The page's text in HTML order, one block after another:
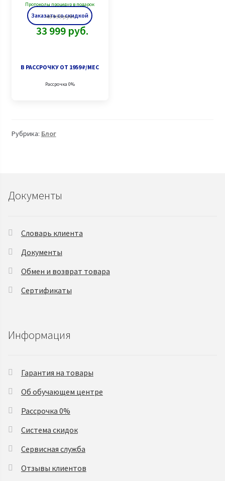
Заказать со скидкой
Протоколы процедур в подарок
46 999руб.
33 999 руб.
В РАССРОЧКУ ОТ 1959 ₽/МЕС
Рассрочка 0%
Рубрика: Блог
Документы
Словарь клиента
Документы
Обмен и возврат товара
Сертификаты
Информация
Гарантия на товары
Об обучающем центре
Рассрочка 0%
Система скидок
Сервисная служба
Отзывы клиентов